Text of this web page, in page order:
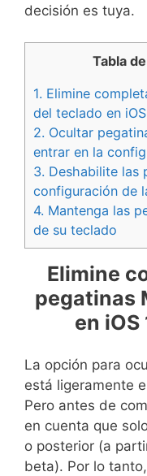
decisión es tuya.
Tabla
1. Elimine
del teclado en
2. Ocultar
entrar en la
3. Deshabilite las
configuración de
4. Mantenga las
de su teclado
Elimine
pegatinas
en iOS
La opción para
está ligeramente
Pero antes de
en cuenta que
o posterior (a
beta). Por lo